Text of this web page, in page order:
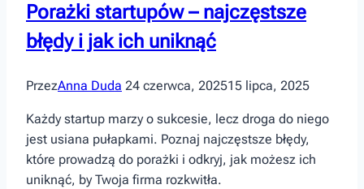
duchu
dopamine
dressing
Porażki startupów – najczęstsze
błędy i jak ich uniknąć
PrzezAnna Duda 24 czerwca, 202515 lipca, 2025
Każdy startup marzy o sukcesie, lecz droga do niego
jest usiana pułapkami. Poznaj najczęstsze błędy,
które prowadzą do porażki i odkryj, jak możesz ich
uniknąć, by Twoja firma rozkwitła.